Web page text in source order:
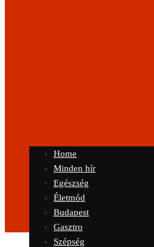
Home
Minden hír
Egészség
Életmód
Budapest
Gasztro
Szépség